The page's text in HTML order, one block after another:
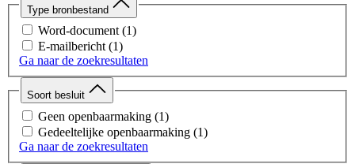
Type bronbestand
Word-document (1)
E-mailbericht (1)
Ga naar de zoekresultaten
Soort besluit
Geen openbaarmaking (1)
Gedeeltelijke openbaarmaking (1)
Ga naar de zoekresultaten